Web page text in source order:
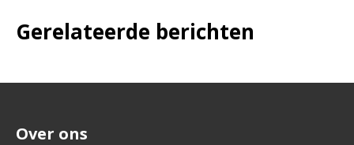
Gerelateerde berichten
Over ons